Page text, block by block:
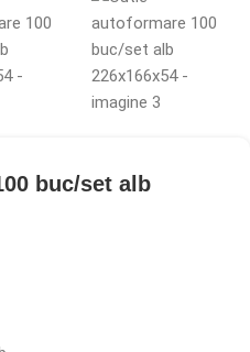
buc/set alb